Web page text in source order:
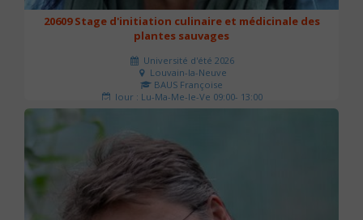
20609 Stage d'initiation culinaire et médicinale des
plantes sauvages
Université d'été 2026
Louvain-la-Neuve
BAUS Françoise
Jour : Lu-Ma-Me-Je-Ve 09:00- 13:00
Nombre de séances : 3